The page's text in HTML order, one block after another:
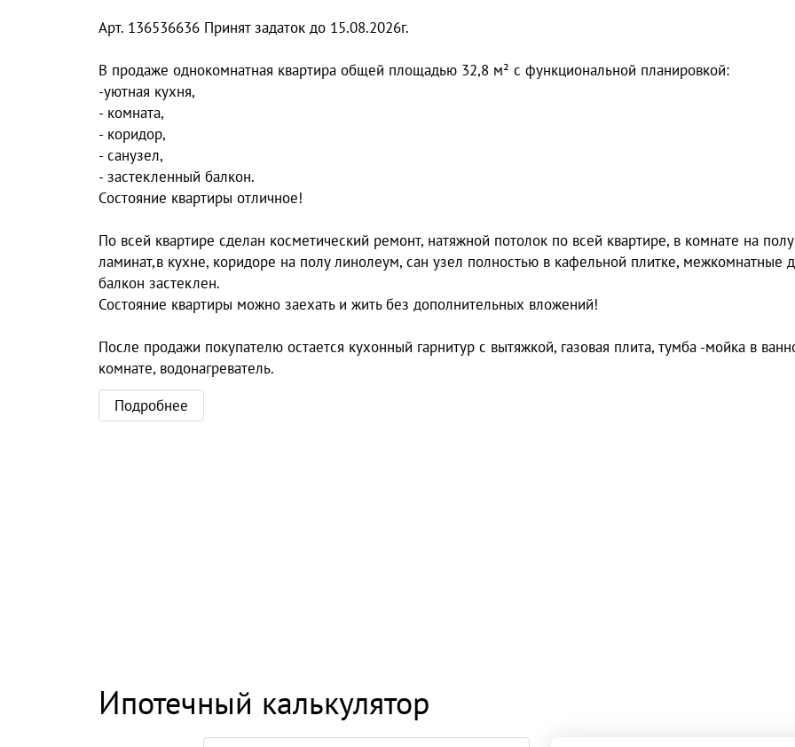
Арт. 136536636 Принят задаток до 15.08.2026г.
В продаже однокомнатная квартира общей площадью 32,8 м² с функциональной планировкой:
-уютная кухня,
- комната,
- коридор,
- санузел,
- застекленный балкон.
Состояние квартиры отличное!
По всей квартире сделан косметический ремонт, натяжной потолок по всей квартире, в комнате на полу
ламинат,в кухне, коридоре на полу линолеум, сан узел полностью в кафельной плитке, межкомнатные
балкон застеклен.
Состояние квартиры можно заехать и жить без дополнительных вложений!
После продажи покупателю остается кухонный гарнитур с вытяжкой, газовая плита, тумба -мойка в
комнате, водонагреватель.
Подробнее
Ипотечный калькулятор